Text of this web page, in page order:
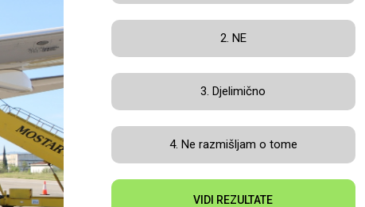
2. NE
3. Djelimično
4. Ne razmišljam o tome
VIDI REZULTATE